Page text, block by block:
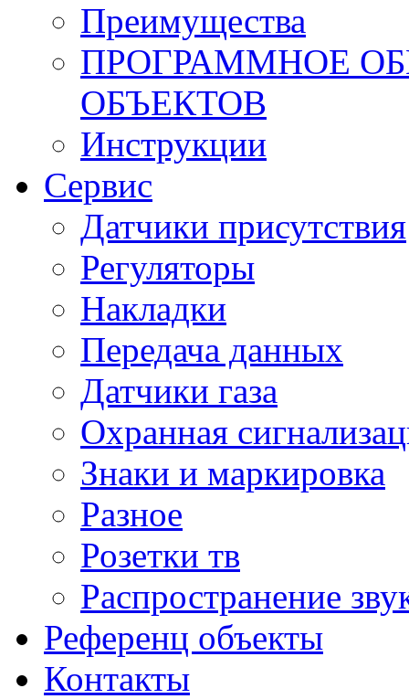
Преимущества
ПРОГРАММНОЕ
ОБЪЕКТОВ
Инструкции
Сервис
Датчики присутствия
Регуляторы
Накладки
Передача данных
Датчики газа
Охранная
Знаки и маркировка
Разное
Розетки тв
Распространение
Референц объекты
Контакты